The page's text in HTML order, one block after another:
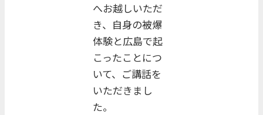
へお越しいただ
き、自身の被爆
体験と広島で起
こったことにつ
いて、ご講話を
いただきまし
た。